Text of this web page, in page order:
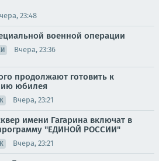
23:48
военной операции
Вчера, 23:36
продолжают готовить к
юбилея
Вчера, 23:21
имени Гагарина включат в
"ЕДИНОЙ РОССИИ"
Вчера, 23:21